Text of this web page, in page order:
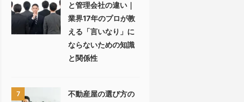
と管理会社の違い｜
業界17年のプロが教
える「言いなり」に
ならないための知識
と関係性
7
不動産屋の選び方の